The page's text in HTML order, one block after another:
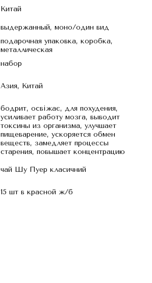
Китай
выдержанный, моно/один вид
подарочная упаковка, коробка,
металлическая
набор
Азия, Китай
бодрит, освіжає, для похудения,
усиливает работу мозга, выводит
токсины из организма, улучшает
пищеварение, ускоряется обмен
веществ, замедляет процессы
старения, повышает концентрацию
чай Шу Пуер класичний
15 шт в красной ж/б